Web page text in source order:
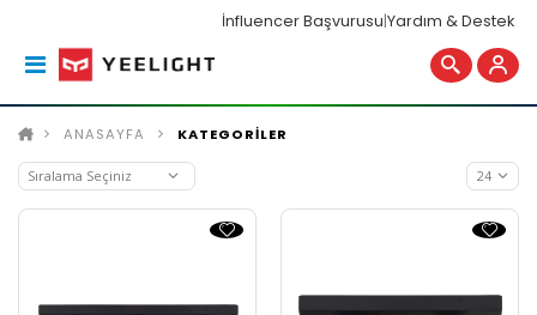
İnfluencer Başvurusu|Yardım & Destek
ANASAYFA KATEGORİLER